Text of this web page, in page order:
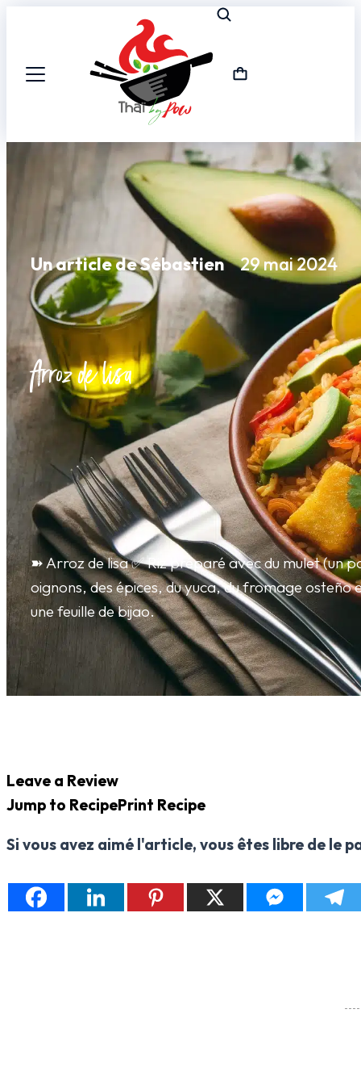
Un article de Sébastien 29 mai 2024
Arroz de lisa
➽ Arroz de lisa ✅ Riz préparé avec du mulet (un
oignons, des épices, du yuca, du fromage osteño
une feuille de bijao.
Jump to RecipePrint Recipe
Leave a Review
Si vous avez aimé l'article, vous êtes libre de le